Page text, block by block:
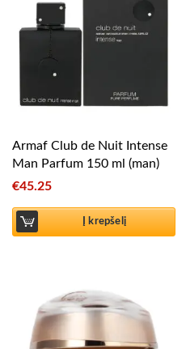
Armaf Club de Nuit Intense
Man Parfum 150 ml (man)
€45.25
Į krepšelį